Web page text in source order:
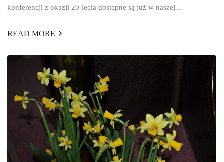
konferencji z okazji 20-lecia dostępne są już w naszej...
READ MORE